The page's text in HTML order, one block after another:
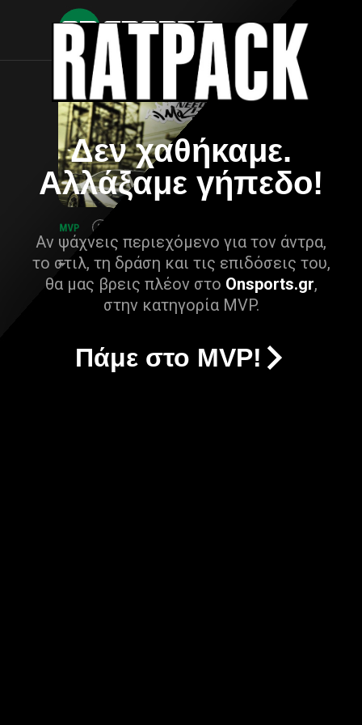
Δεν χαθήκαμε.
Αλλάξαμε γήπεδο!
Αν ψάχνεις περιεχόμενο για τον άντρα,
το στιλ, τη δράση και τις επιδόσεις του,
θα μας βρεις πλέον στο Onsports.gr,
στην κατηγορία MVP.
Πάμε στο MVP!